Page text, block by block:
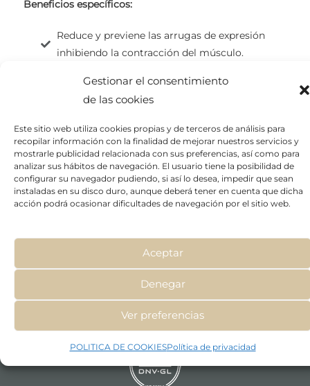
Gestionar el consentimiento
de las cookies
Este sitio web utiliza cookies propias y de terceros de análisis para
recopilar información con la finalidad de mejorar nuestros servicios y
mostrarle publicidad relacionada con sus preferencias, así como para
analizar sus hábitos de navegación. El usuario tiene la posibilidad de
configurar su navegador pudiendo, si así lo desea, impedir que sean
instaladas en su disco duro, aunque deberá tener en cuenta que dicha
acción podrá ocasionar dificultades de navegación por el sitio web.
Aceptar
Denegar
Ver preferencias
POLITICA DE COOKIESPolítica de privacidad
Beneficios específicos:
Reduce y previene las arrugas de expresión
inhibiendo la contracción del músculo.
superposición de funcionamiento muscular.
Solución no tóxica, más segura y más suave